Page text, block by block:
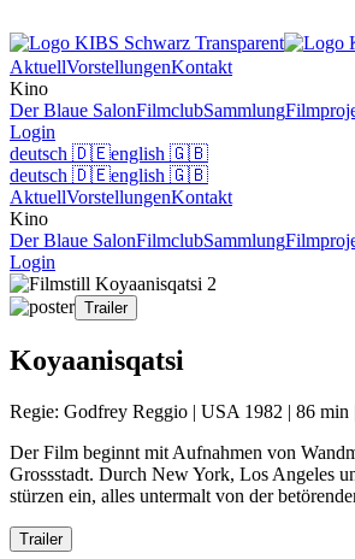
AktuellVorstellungenKontakt
Kino
Der Blaue SalonFilmclubSammlung
Login
deutsch 🇩🇪english 🇬🇧
deutsch 🇩🇪english 🇬🇧
AktuellVorstellungenKontakt
Kino
Der Blaue SalonFilmclubSammlung
Login
Trailer
Koyaanisqatsi
Regie: Godfrey Reggio | USA 1982 | 86 min
Der Film beginnt mit Aufnahmen von
Grossstadt. Durch New York, Los Angeles
stürzen ein, alles untermalt von der
Trailer